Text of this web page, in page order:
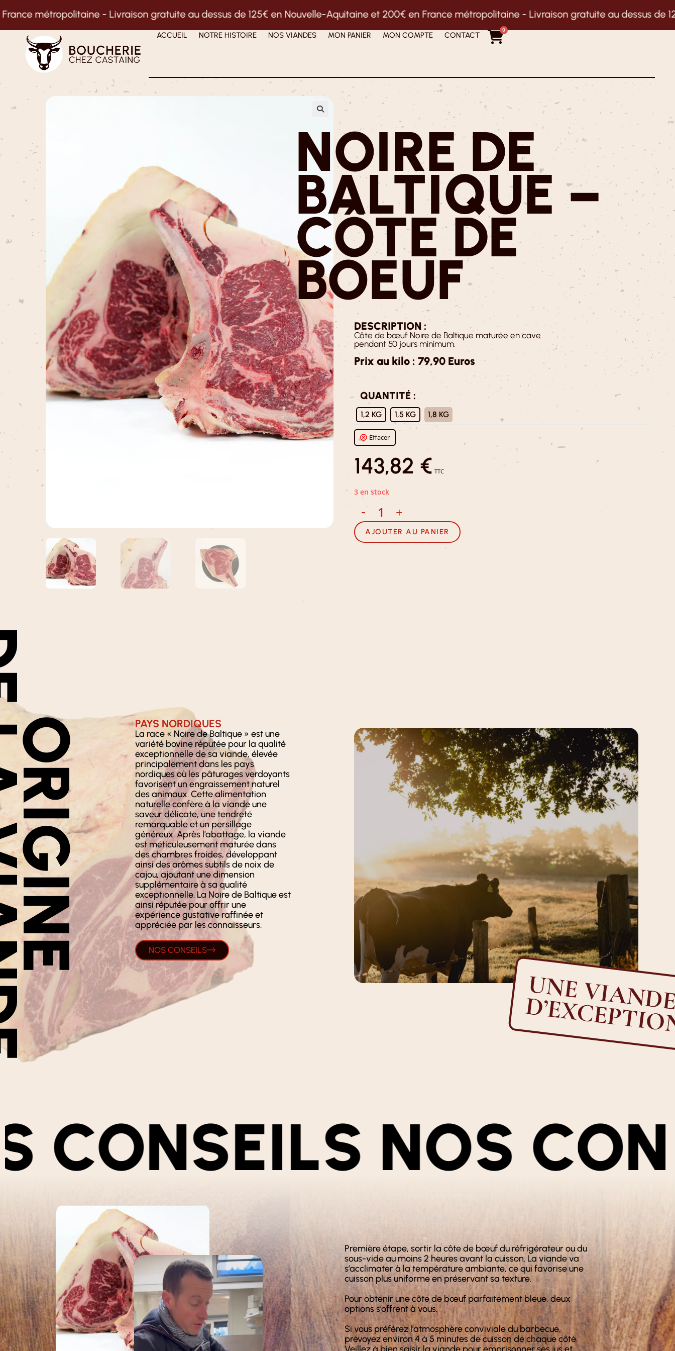
Livraison gratuite au dessus de 125€ en Nouvelle-Aquitaine et 200€ en France métropolitaine - Livraison gratuite au dessus de 125€ en Nouvelle-
ACCUEIL NOTRE HISTOIRE NOS VIANDES MON PANIER MON COMPTE CONTACT
0
NOIRE DE
BALTIQUE –
CÔTE DE
BOEUF
DESCRIPTION :
Côte de bœuf Noire de Baltique maturée en cave
pendant 50 jours minimum.
Prix au kilo : 79,90 Euros
QUANTITÉ :
1,2 KG
1,5 KG 1,8 KG
Effacer
143,82 € TTC
3 en stock
- +
AJOUTER AU PANIER
ORIGINE PAYS NORDIQUES
La race « Noire de Baltique » est une
variété bovine réputée pour la qualité
exceptionnelle de sa viande, élevée
principalement dans les pays
nordiques où les pâturages verdoyants
favorisent un engraissement naturel
des animaux. Cette alimentation
naturelle confère à la viande une
saveur délicate, une tendreté
remarquable et un persillage
généreux. Après l’abattage, la viande
est méticuleusement maturée dans
des chambres froides, développant
ainsi des arômes subtils de noix de
cajou, ajoutant une dimension
supplémentaire à sa qualité
exceptionnelle. La Noire de Baltique est
ainsi réputée pour offrir une
expérience gustative raffinée et
appréciée par les connaisseurs.
NOS CONSEILS
NOS CONSEILS NOS
Première étape, sortir la côte de bœuf du réfrigérateur ou du
sous-vide au moins 2 heures avant la cuisson. La viande va
s’acclimater à la température ambiante, ce qui favorise une
cuisson plus uniforme en préservant sa texture.
Pour obtenir une côte de bœuf parfaitement bleue, deux
options s’offrent à vous.
Si vous préférez l’atmosphère conviviale du barbecue,
prévoyez environ 4 à 5 minutes de cuisson de chaque côté.
Veillez à bien saisir la viande pour emprisonner ses jus et